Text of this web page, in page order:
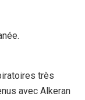
très
avec Alkeran